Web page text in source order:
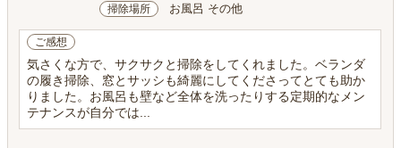
掃除場所 お風呂 その他
ご感想
気さくな方で、サクサクと掃除をしてくれました。ベランダ
の履き掃除、窓とサッシも綺麗にしてくださってとても助か
りました。お風呂も壁など全体を洗ったりする定期的なメン
テナンスが自分では...